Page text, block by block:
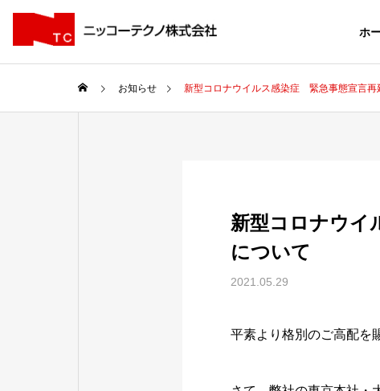
ホ
お知らせ 新型コロナウイルス感染症 緊急事態宣言再
新型コロナウイ
について
2021.05.29
平素より格別のご高配を